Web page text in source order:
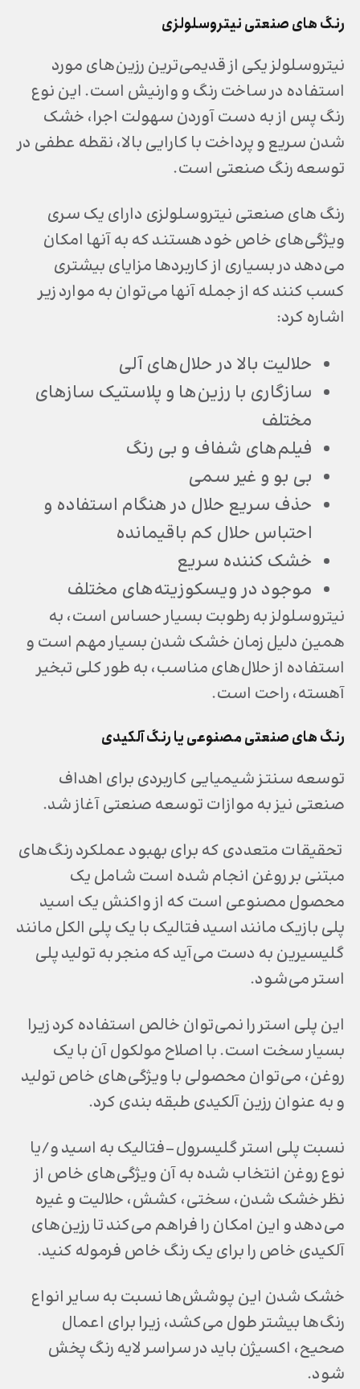
رنگ های صنعتی نیتروسلولزی
نیتروسلولز یکی از قدیمی‌ترین رزین‌های مورد
استفاده در ساخت رنگ و وارنیش است. این نوع
رنگ پس از به دست آوردن سهولت اجرا، خشک
شدن سریع و پرداخت با کارایی بالا، نقطه عطفی در
توسعه رنگ صنعتی است.
رنگ های صنعتی نیتروسلولزی دارای یک سری
ویژگی‌های خاص خود هستند که به آنها امکان
می‌دهد در بسیاری از کاربردها مزایای بیشتری
کسب کنند که از جمله آنها می‌توان به موارد زیر
اشاره کرد:
حلالیت بالا در حلال‌های آلی
سازگاری با رزین‌ها و پلاستیک سازهای
مختلف
فیلم‌های شفاف و بی رنگ
بی بو و غیر سمی
حذف سریع حلال در هنگام استفاده و
احتباس حلال کم باقیمانده
خشک کننده سریع
موجود در ویسکوزیته‌های مختلف
نیتروسلولز به رطوبت بسیار حساس است، به
همین دلیل زمان خشک شدن بسیار مهم است و
استفاده از حلال‌های مناسب، به طور کلی تبخیر
آهسته، راحت است.
رنگ های صنعتی مصنوعی یا رنگ آلکیدی
توسعه سنتز شیمیایی کاربردی برای اهداف
صنعتی نیز به موازات توسعه صنعتی آغاز شد.
تحقیقات متعددی که برای بهبود عملکرد رنگ‌های
مبتنی بر روغن انجام شده است شامل یک
محصول مصنوعی است که از واکنش یک اسید
پلی بازیک مانند اسید فتالیک با یک پلی الکل مانند
گلیسیرین به دست می‌آید که منجر به تولید پلی
استر می‌شود.
این پلی استر را نمی‌توان خالص استفاده کرد زیرا
بسیار سخت است. با اصلاح مولکول آن با یک
روغن، می‌توان محصولی با ویژگی‌های خاص تولید
و به عنوان رزین آلکیدی طبقه بندی کرد.
نسبت پلی استر گلیسرول-فتالیک به اسید و/یا
نوع روغن انتخاب شده به آن ویژگی‌های خاص از
نظر خشک شدن، سختی، کشش، حلالیت و غیره
می‌دهد و این امکان را فراهم می‌کند تا رزین‌های
آلکیدی خاص را برای یک رنگ خاص فرموله کنید.
خشک شدن این پوشش‌ها نسبت به سایر انواع
رنگ‌ها بیشتر طول می‌کشد، زیرا برای اعمال
صحیح، اکسیژن باید در سراسر لایه رنگ پخش
شود.